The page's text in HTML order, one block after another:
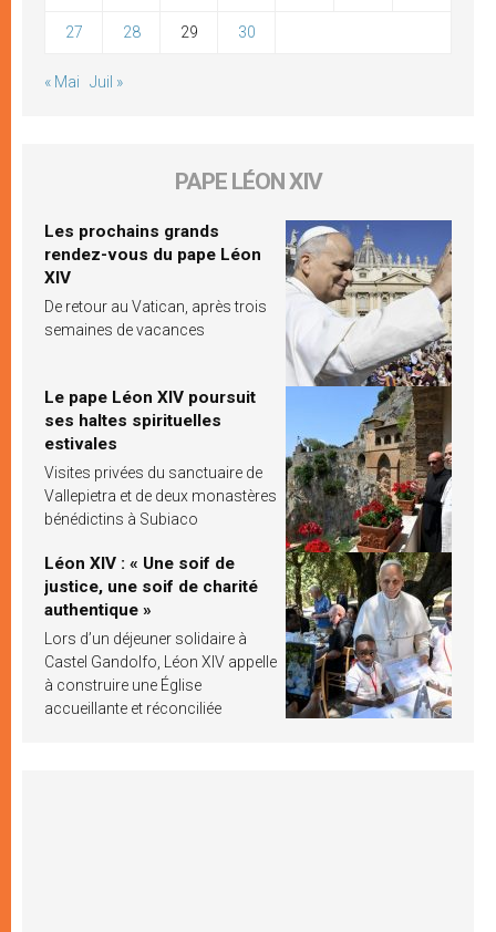
27 28 29 30
« Mai Juil »
PAPE LÉON XIV
Les prochains grands
rendez-vous du pape Léon
XIV
De retour au Vatican, après trois
semaines de vacances
Le pape Léon XIV poursuit
ses haltes spirituelles
estivales
Visites privées du sanctuaire de
Vallepietra et de deux monastères
bénédictins à Subiaco
Léon XIV : « Une soif de
justice, une soif de charité
authentique »
Lors d’un déjeuner solidaire à
Castel Gandolfo, Léon XIV appelle
à construire une Église
accueillante et réconciliée